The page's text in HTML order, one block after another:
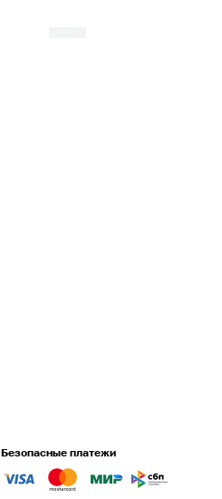
Безопасные платежи